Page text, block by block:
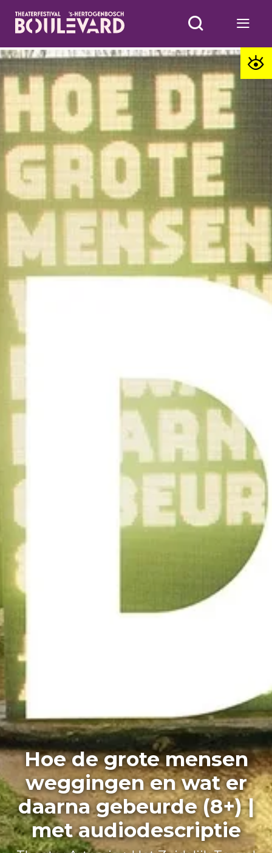
Hoe de grote mensen
weggingen en wat er
daarna gebeurde (8+) |
met audiodescriptie